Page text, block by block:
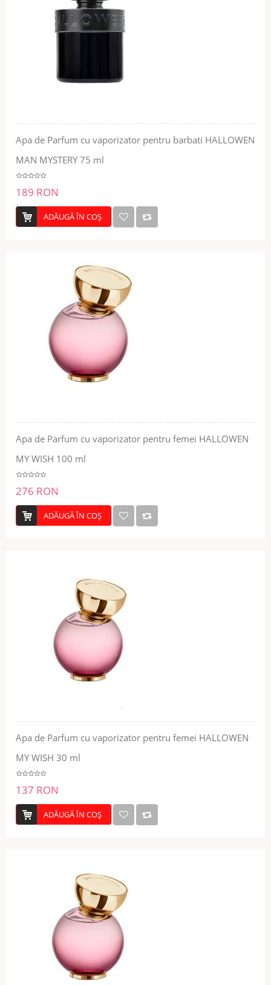
Apa de Parfum cu vaporizator pentru barbati HALLOWEN
MAN MYSTERY 75 ml
189 RON
ADĂUGĂ ÎN COŞ
Apa de Parfum cu vaporizator pentru femei HALLOWEN
MY WISH 100 ml
276 RON
ADĂUGĂ ÎN COŞ
Apa de Parfum cu vaporizator pentru femei HALLOWEN
MY WISH 30 ml
137 RON
ADĂUGĂ ÎN COŞ